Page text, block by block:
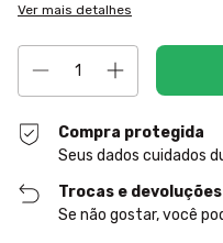
Ver mais detalhes
Compra protegida
Seus dados cuidados
Trocas e devoluções
Se não gostar, você